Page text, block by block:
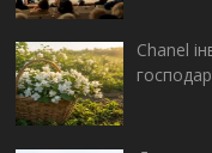
Chanel